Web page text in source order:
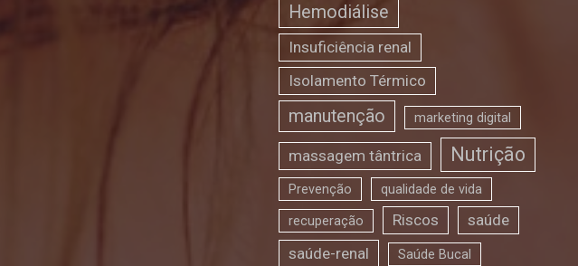
Hemodiálise
Insuficiência renal
Isolamento Térmico
manutenção marketing digital
massagem tântrica Nutrição
Prevenção qualidade de vida
recuperação Riscos
saúde
saúde-renal
Saúde Bucal